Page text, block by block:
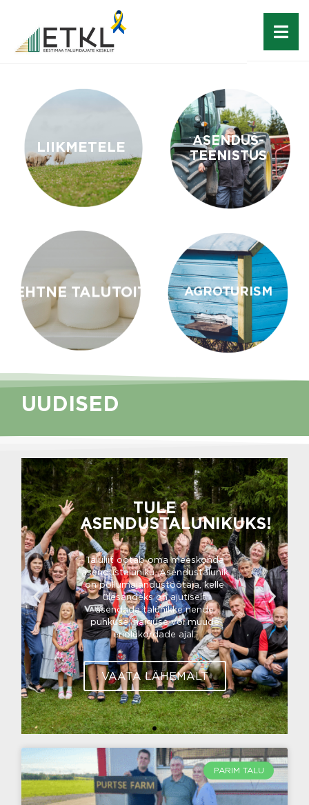
LIIKMETELE
ASENDUS-
TEENISTUS
EHTNE TALUTOIT AGROTURISM
UUDISED
TULE
ASENDUSTALUNIKUKS!
Taluliit ootab oma meeskonda
asendustaluniku. Asendustalunik
on põllumajandustöötaja, kelle
ülesandeks on ajutiselt
asendada talunikke nende
puhkuse, haiguse või muude
eriolukordade ajal.
VAATA LÄHEMALT
PARIM TALU